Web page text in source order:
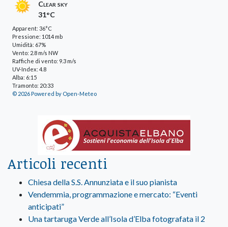
Clear sky
31°C
Apparent: 36°C
Pressione: 1014 mb
Umidità: 67%
Vento: 2.8 m/s NW
Raffiche di vento: 9.3 m/s
UV-Index: 4.8
Alba: 6:15
Tramonto: 20:33
© 2026 Powered by Open-Meteo
Articoli recenti
Chiesa della S.S. Annunziata e il suo pianista
Vendemmia, programmazione e mercato: “Eventi
anticipati”
Una tartaruga Verde all’Isola d’Elba fotografata il 2